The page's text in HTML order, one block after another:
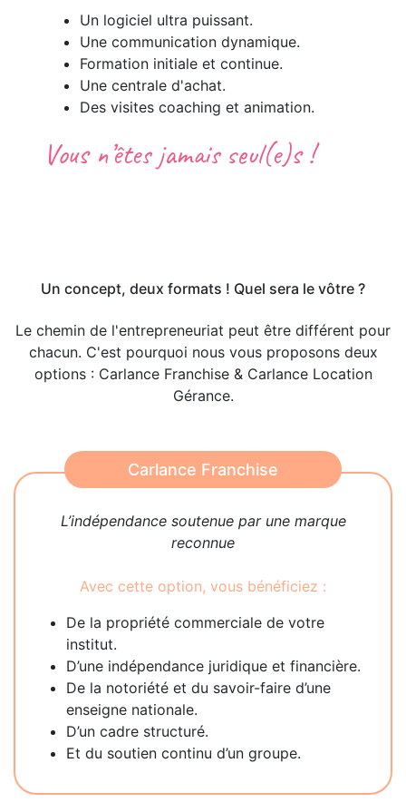
Un logiciel ultra puissant.
Une communication dynamique.
Formation initiale et continue.
Une centrale d'achat.
Des visites coaching et animation.
Vous n’êtes jamais seul(e)s !
Un concept, deux formats ! Quel sera le vôtre ?
Le chemin de l'entrepreneuriat peut être différent pour
chacun. C'est pourquoi nous vous proposons deux
options : Carlance Franchise & Carlance Location
Gérance.
Carlance Franchise
L’indépendance soutenue par une marque
reconnue
Avec cette option, vous bénéficiez :
De la propriété commerciale de votre
institut.
D’une indépendance juridique et financière.
De la notoriété et du savoir-faire d’une
enseigne nationale.
D’un cadre structuré.
Et du soutien continu d’un groupe.